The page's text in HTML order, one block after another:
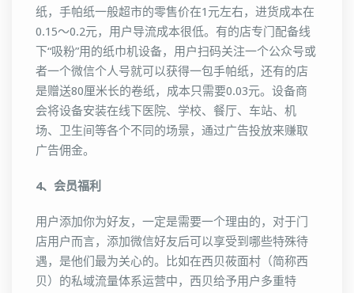
纸，手帕纸一般超市的零售价在1元左右，进货成本在
0.15～0.2元，用户导流成本很低。有的店专门配备线
下“吸粉”用的纸巾机设备，用户扫码关注一个公众号或
者一个微信个人号就可以获得一包手帕纸，还有的店
是赠送80厘米长的卷纸，成本只需要0.03元。设备商
会将设备安装在线下医院、学校、餐厅、车站、机
场、卫生间等各个不同的场景，通过广告投放来赚取
广告佣金。
4、会员福利
用户添加你为好友，一定是需要一个理由的，对于门
店用户而言，添加微信好友后可以享受到哪些特殊待
遇，是他们最为关心的。比如在西贝莜面村（简称西
贝）的私域流量体系运营中，西贝给予用户多重特